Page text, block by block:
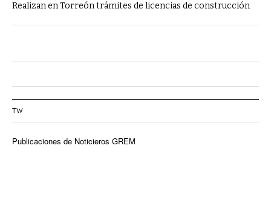
Realizan en Torreón trámites de licencias de construcción
TW
Publicaciones de Noticieros GREM